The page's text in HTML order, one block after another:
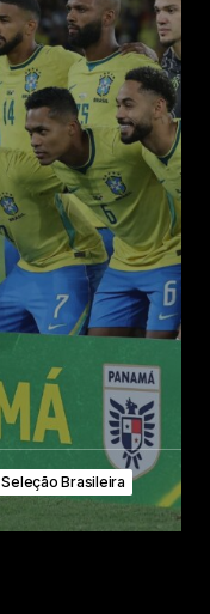
Seleção Brasileira